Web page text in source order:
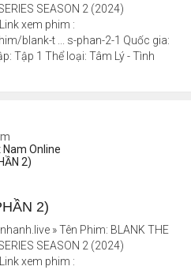
SEASON 2 (2024)
xem phim :
blank-t ... s-phan-2-1 Quốc gia:
Tập 1 Thể loại: Tâm Lý - Tình
Nam Online
2)
2)
» Tên Phim: BLANK THE
SEASON 2 (2024)
xem phim :